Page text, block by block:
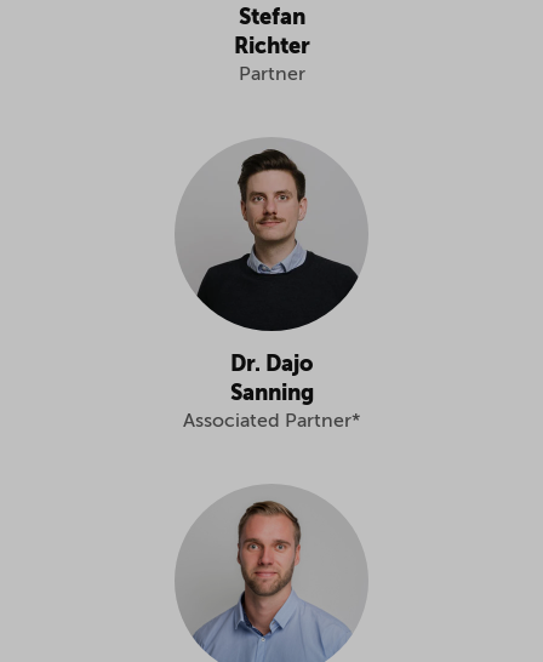
Stefan
Richter
Partner
Dr. Dajo
Sanning
Associated Partner*